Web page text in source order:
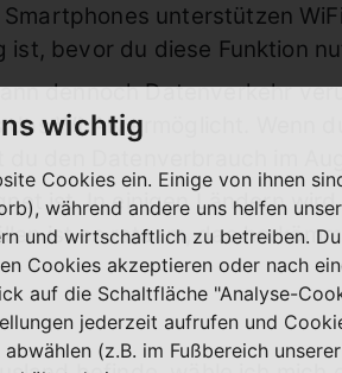
unterstützen
bevor du diese Funktion
dennoch Datenverkehr
WLAN ermöglicht. Wenn
den Datenverbrauch im
ist. In einigen Ländern
ist es ratsam, das
wichtig
Cookies ein. Einige von ihnen
während andere uns helfen unser
und wirtschaftlich zu betreiben. Du
Cookies akzeptieren oder nach
auf die Schaltfläche "Analyse-
jederzeit aufrufen und
(z.B. im Fußbereich unserer